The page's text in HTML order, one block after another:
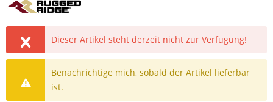
Dieser Artikel steht derzeit nicht zur Verfügung!
Benachrichtige mich, sobald der Artikel lieferbar
ist.